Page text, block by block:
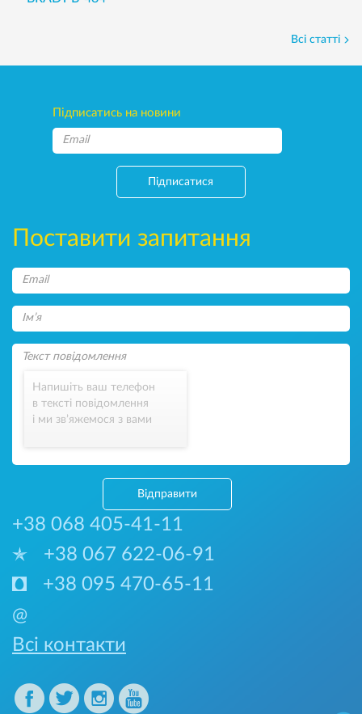
Всі статті
Підписатись на новини
Підписатися
Поставити запитання
Напишіть ваш телефон
в тексті повідомлення
і ми зв’яжемося з вами
Відправити
+38 068 405-41-11
+38 067 622-06-91
+38 095 470-65-11
@
Всі контакти